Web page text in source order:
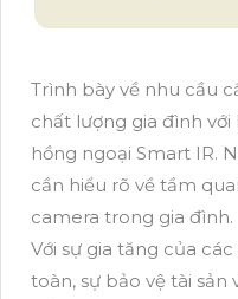
Trình bày về nhu cầu
chất lượng gia đình
hồng ngoại Smart IR.
cần hiểu rõ về tầm
camera trong gia đình.
Với sự gia tăng của
toàn, sự bảo vệ tài sản